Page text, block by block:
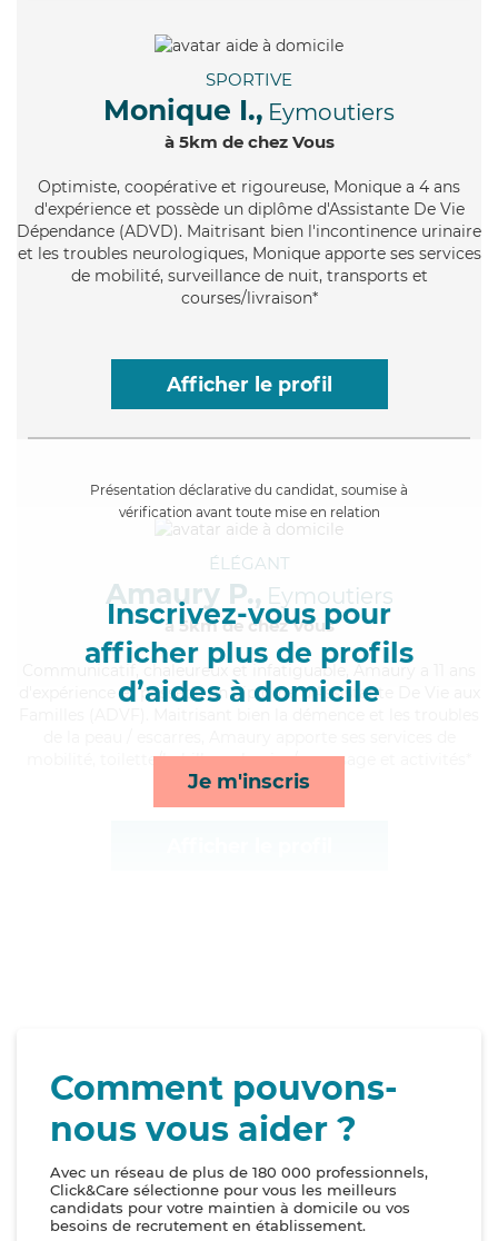
SPORTIVE
Monique I., Eymoutiers
à 5km de chez Vous
Optimiste, coopérative et rigoureuse, Monique a 4 ans
d'expérience et possède un diplôme d'Assistante De Vie
Dépendance (ADVD). Maitrisant bien l'incontinence urinaire
et les troubles neurologiques, Monique apporte ses services
de mobilité, surveillance de nuit, transports et
courses/livraison*
Afficher le profil
Présentation déclarative du candidat, soumise à
vérification avant toute mise en relation
Inscrivez-vous pour
afficher plus de profils
d’aides à domicile
Je m'inscris
ÉLÉGANT
Amaury P., Eymoutiers
à 5km de chez Vous
, chaleureux et infatiguable, Amaury a 11 ans
d'expérience et possède un diplôme d'Assistante De Vie aux
mobilité, toilette/habillage, lessive/repassage et activités*
Comment pouvons-
nous vous aider ?
Avec un réseau de plus de 180 000 professionnels,
Click&Care sélectionne pour vous les meilleurs
candidats pour votre maintien à domicile ou vos
besoins de recrutement en établissement.